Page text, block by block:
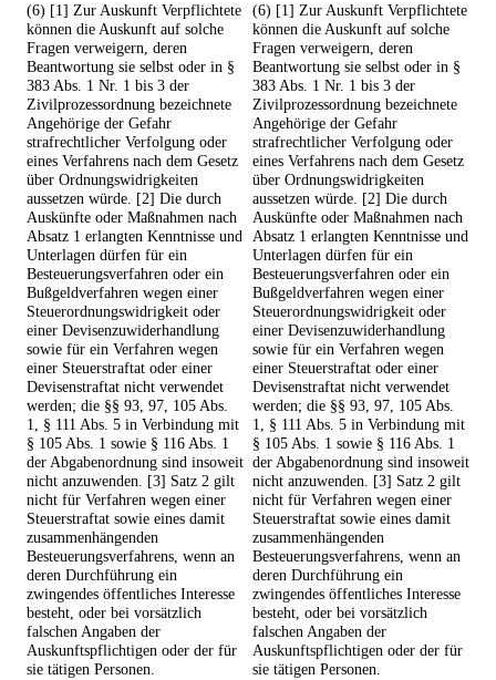
(6) [1] Zur Auskunft Verpflichtete
können die Auskunft auf solche
Fragen verweigern, deren
Beantwortung sie selbst oder in §
383 Abs. 1 Nr. 1 bis 3 der
Zivilprozessordnung bezeichnete
Angehörige der Gefahr
strafrechtlicher Verfolgung oder
eines Verfahrens nach dem Gesetz
über Ordnungswidrigkeiten
aussetzen würde. [2] Die durch
Auskünfte oder Maßnahmen nach
Absatz 1 erlangten Kenntnisse und
Unterlagen dürfen für ein
Besteuerungsverfahren oder ein
Bußgeldverfahren wegen einer
Steuerordnungswidrigkeit oder
einer Devisenzuwiderhandlung
sowie für ein Verfahren wegen
einer Steuerstraftat oder einer
Devisenstraftat nicht verwendet
werden; die §§ 93, 97, 105 Abs.
1, § 111 Abs. 5 in Verbindung mit
§ 105 Abs. 1 sowie § 116 Abs. 1
der Abgabenordnung sind insoweit
nicht anzuwenden. [3] Satz 2 gilt
nicht für Verfahren wegen einer
Steuerstraftat sowie eines damit
zusammenhängenden
Besteuerungsverfahrens, wenn an
deren Durchführung ein
zwingendes öffentliches Interesse
besteht, oder bei vorsätzlich
falschen Angaben der
Auskunftspflichtigen oder der für
sie tätigen Personen.
(6) [1] Zur Auskunft Verpflichtete
können die Auskunft auf solche
Fragen verweigern, deren
Beantwortung sie selbst oder in §
383 Abs. 1 Nr. 1 bis 3 der
Zivilprozessordnung bezeichnete
Angehörige der Gefahr
strafrechtlicher Verfolgung oder
eines Verfahrens nach dem Gesetz
über Ordnungswidrigkeiten
aussetzen würde. [2] Die durch
Auskünfte oder Maßnahmen nach
Absatz 1 erlangten Kenntnisse und
Unterlagen dürfen für ein
Besteuerungsverfahren oder ein
Bußgeldverfahren wegen einer
Steuerordnungswidrigkeit oder
einer Devisenzuwiderhandlung
sowie für ein Verfahren wegen
einer Steuerstraftat oder einer
Devisenstraftat nicht verwendet
werden; die §§ 93, 97, 105 Abs.
1, § 111 Abs. 5 in Verbindung mit
§ 105 Abs. 1 sowie § 116 Abs. 1
der Abgabenordnung sind insoweit
nicht anzuwenden. [3] Satz 2 gilt
nicht für Verfahren wegen einer
Steuerstraftat sowie eines damit
zusammenhängenden
Besteuerungsverfahrens, wenn an
deren Durchführung ein
zwingendes öffentliches Interesse
besteht, oder bei vorsätzlich
falschen Angaben der
Auskunftspflichtigen oder der für
sie tätigen Personen.